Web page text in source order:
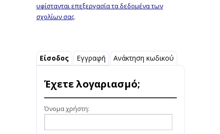
υφίστανται επεξεργασία τα δεδομένα των
σχολίων σας.
Είσοδος Εγγραφή Ανάκτηση κωδικού
Έχετε λογαριασμό;
Όνομα χρήστη: